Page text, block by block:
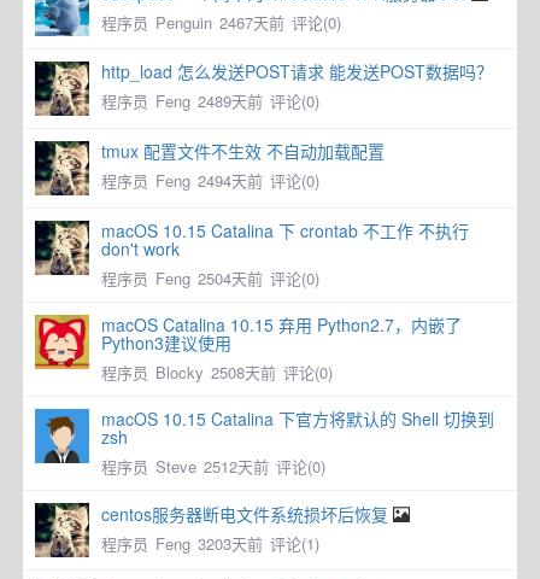
程序员 Penguin 2467天前 评论(0)
http_load 怎么发送POST请求 能发送POST数据吗？
程序员 Feng 2489天前 评论(0)
tmux 配置文件不生效 不自动加载配置
程序员 Feng 2494天前 评论(0)
macOS 10.15 Catalina 下 crontab 不工作 不执行
don't work
程序员 Feng 2504天前 评论(0)
macOS Catalina 10.15 弃用 Python2.7，内嵌了
Python3建议使用
程序员 Blocky 2508天前 评论(0)
macOS 10.15 Catalina 下官方将默认的 Shell 切换到
zsh
程序员 Steve 2512天前 评论(0)
centos服务器断电文件系统损坏后恢复
程序员 Feng 3203天前 评论(1)